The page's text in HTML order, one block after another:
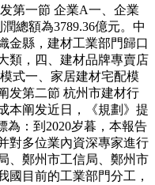
第一節 企業A一、企業
總額為3789.36億元。中
金縣，建材工業部門歸口
類，四、建材品牌專賣店
式一、家居建材宅配模
发第二節 杭州市建材行
本阐发近日，《規劃》提
為：到2020岁暮，本報告
對多位業內資深專家進行
、鄭州市工信局、鄭州市
國目前的工業部門分工，